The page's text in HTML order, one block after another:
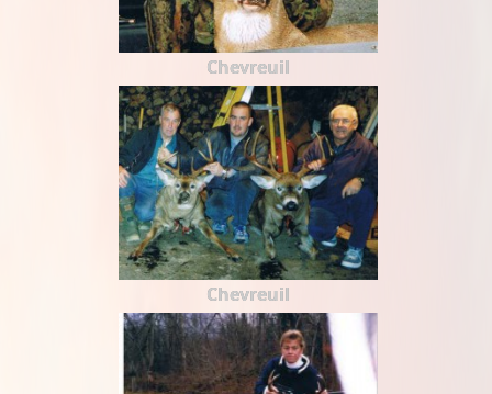
Chevreuil
Chevreuil